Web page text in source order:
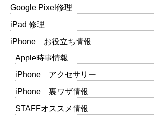
Google Pixel修理
iPad 修理
iPhone お役立ち情報
Apple時事情報
iPhone アクセサリー
iPhone 裏ワザ情報
STAFFオススメ情報